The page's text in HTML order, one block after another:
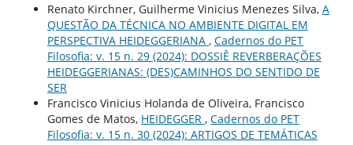
Renato Kirchner, Guilherme Vinicius Menezes Silva, A
QUESTÃO DA TÉCNICA NO AMBIENTE DIGITAL EM
PERSPECTIVA HEIDEGGERIANA , Cadernos do PET
Filosofia: v. 15 n. 29 (2024): DOSSIÊ REVERBERAÇÕES
HEIDEGGERIANAS: (DES)CAMINHOS DO SENTIDO DE
SER
Francisco Vinicius Holanda de Oliveira, Francisco
Gomes de Matos, HEIDEGGER , Cadernos do PET
Filosofia: v. 15 n. 30 (2024): ARTIGOS DE TEMÁTICAS